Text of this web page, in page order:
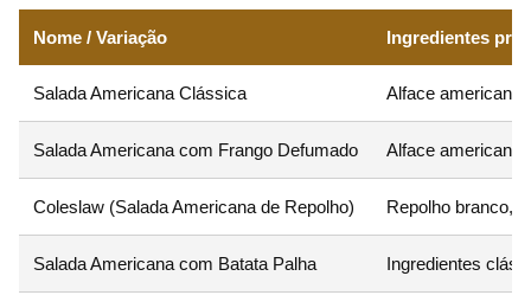
Nome / Variação Ingredientes
Salada Americana Clássica Alface
Salada Americana com Frango Defumado Alface
Coleslaw (Salada Americana de Repolho) Repolho branco,
Salada Americana com Batata Palha Ingredientes